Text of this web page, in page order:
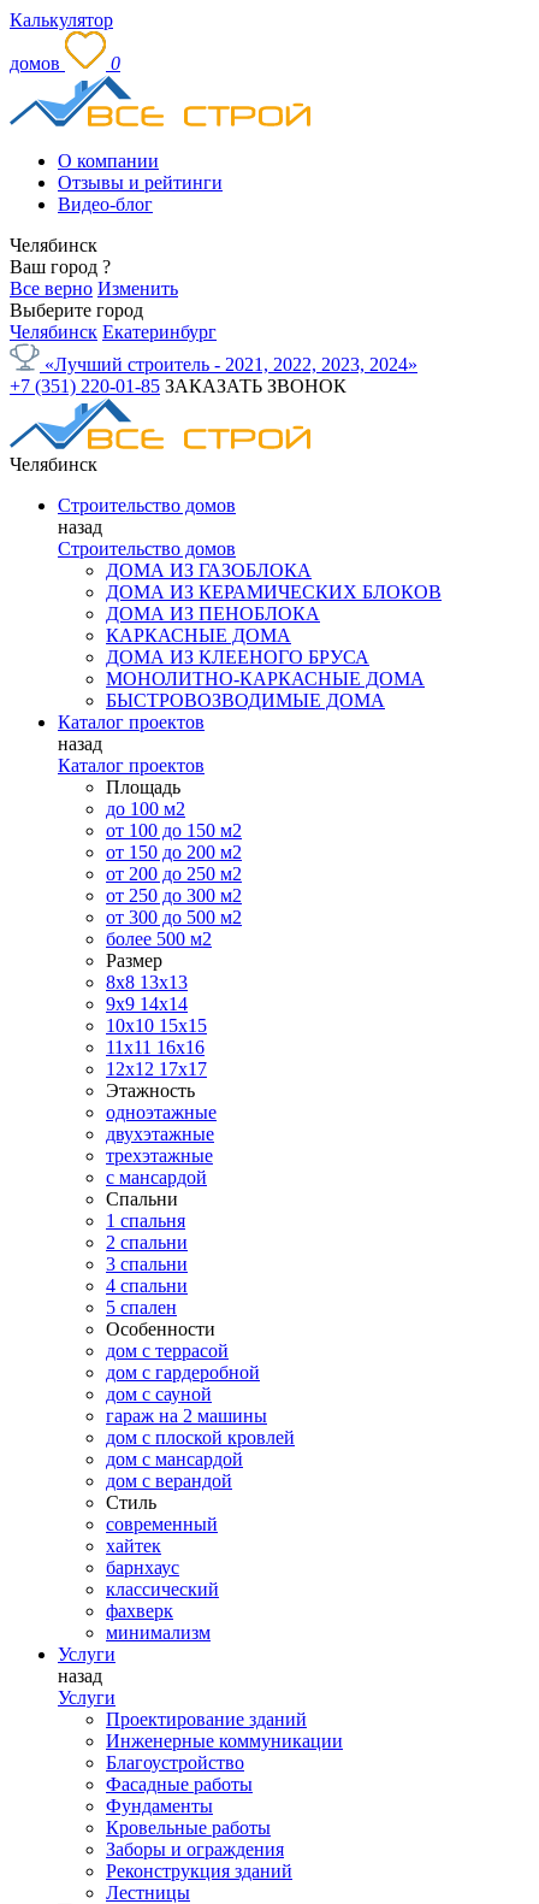
Калькулятор
домов 0
О компании
Отзывы и рейтинги
Видео-блог
Челябинск
Ваш город ?
Все верно Изменить
Выберите город
Челябинск Екатеринбург
«Лучший строитель - 2021, 2022, 2023, 2024»
+7 (351) 220-01-85 ЗАКАЗАТЬ ЗВОНОК
Челябинск
Строительство домов
назад
Строительство домов
ДОМА ИЗ ГАЗОБЛОКА
ДОМА ИЗ КЕРАМИЧЕСКИХ БЛОКОВ
ДОМА ИЗ ПЕНОБЛОКА
КАРКАСНЫЕ ДОМА
ДОМА ИЗ КЛЕЕНОГО БРУСА
МОНОЛИТНО-КАРКАСНЫЕ ДОМА
БЫСТРОВОЗВОДИМЫЕ ДОМА
Каталог проектов
назад
Каталог проектов
Площадь
до 100 м2
от 100 до 150 м2
от 150 до 200 м2
от 200 до 250 м2
от 250 до 300 м2
от 300 до 500 м2
более 500 м2
Размер
8х8 13х13
9х9 14х14
10х10 15х15
11x11 16х16
12х12 17х17
Этажность
одноэтажные
двухэтажные
трехэтажные
с мансардой
Спальни
1 спальня
2 спальни
3 спальни
4 спальни
5 спален
Особенности
дом с террасой
дом с гардеробной
дом с сауной
гараж на 2 машины
дом с плоской кровлей
дом с мансардой
дом с верандой
Стиль
современный
хайтек
барнхаус
классический
фахверк
минимализм
Услуги
назад
Услуги
Проектирование зданий
Инженерные коммуникации
Благоустройство
Фасадные работы
Фундаменты
Кровельные работы
Заборы и ограждения
Реконструкция зданий
Лестницы